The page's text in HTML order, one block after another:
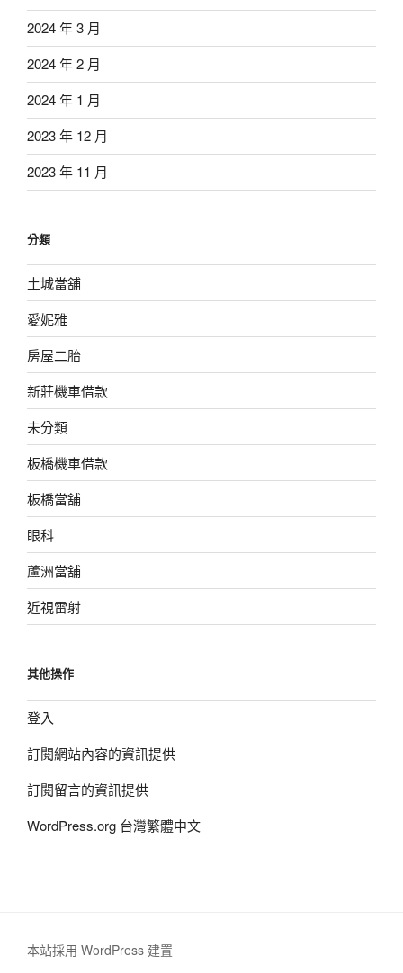
2024 年 3 月
2024 年 2 月
2024 年 1 月
2023 年 12 月
2023 年 11 月
分類
土城當舖
愛妮雅
房屋二胎
新莊機車借款
未分類
板橋機車借款
板橋當舖
眼科
蘆洲當舖
近視雷射
其他操作
登入
訂閱網站內容的資訊提供
訂閱留言的資訊提供
WordPress.org 台灣繁體中文
本站採用 WordPress 建置